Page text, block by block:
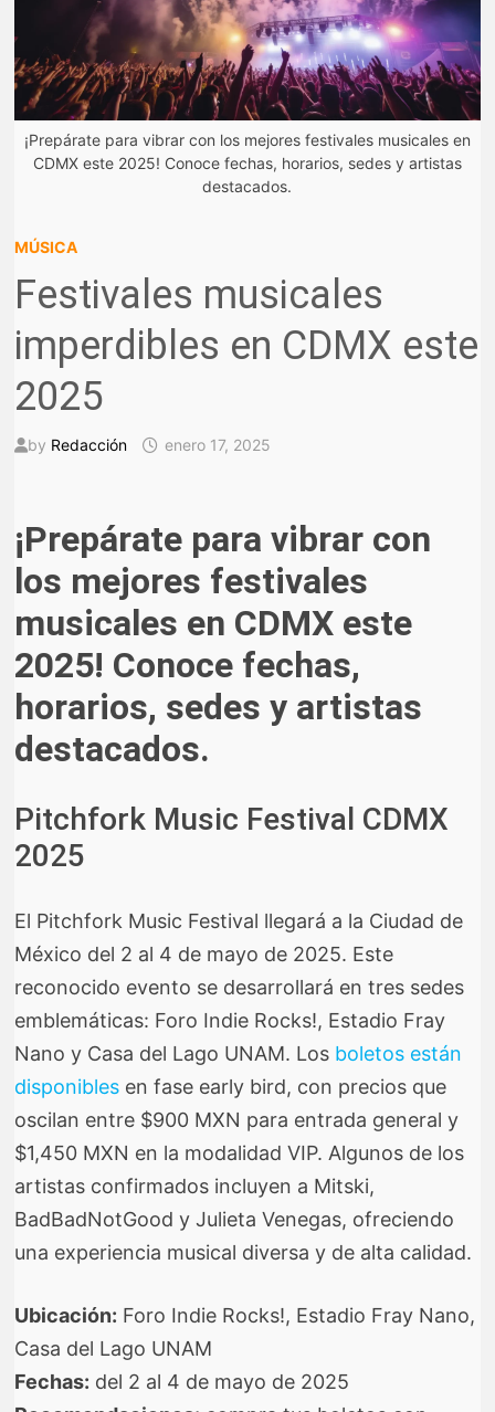
¡Prepárate para vibrar con los mejores festivales musicales en
CDMX este 2025! Conoce fechas, horarios, sedes y artistas
destacados.
MÚSICA
Festivales musicales
imperdibles en CDMX este
2025
by Redacción enero 17, 2025
¡Prepárate para vibrar con
los mejores festivales
musicales en CDMX este
2025! Conoce fechas,
horarios, sedes y artistas
destacados.
Pitchfork Music Festival CDMX
2025
El Pitchfork Music Festival llegará a la Ciudad de
México del 2 al 4 de mayo de 2025. Este
reconocido evento se desarrollará en tres sedes
emblemáticas: Foro Indie Rocks!, Estadio Fray
Nano y Casa del Lago UNAM. Los boletos están
disponibles en fase early bird, con precios que
oscilan entre $900 MXN para entrada general y
$1,450 MXN en la modalidad VIP. Algunos de los
artistas confirmados incluyen a Mitski,
BadBadNotGood y Julieta Venegas, ofreciendo
una experiencia musical diversa y de alta calidad.
Ubicación: Foro Indie Rocks!, Estadio Fray Nano,
Casa del Lago UNAM
Fechas: del 2 al 4 de mayo de 2025